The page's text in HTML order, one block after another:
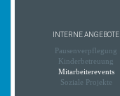
INTERNE ANGEBOTE
Pausenverpflegung
Kinderbetreuung
Mitarbeiterevents
Soziale Projekte